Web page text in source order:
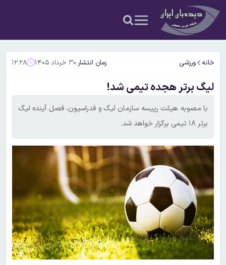
خانه ورزشی زمان انتشار:۳۰ خرداد ۱۴۰۵ ۱۲:۲۸
لیگ برتر هجده تیمی شد!
با مصوبه هیئت رییسه سازمان لیگ و فدراسیون، فصل آینده لیگ
برتر ۱۸ تیمی برگزار خواهد شد.